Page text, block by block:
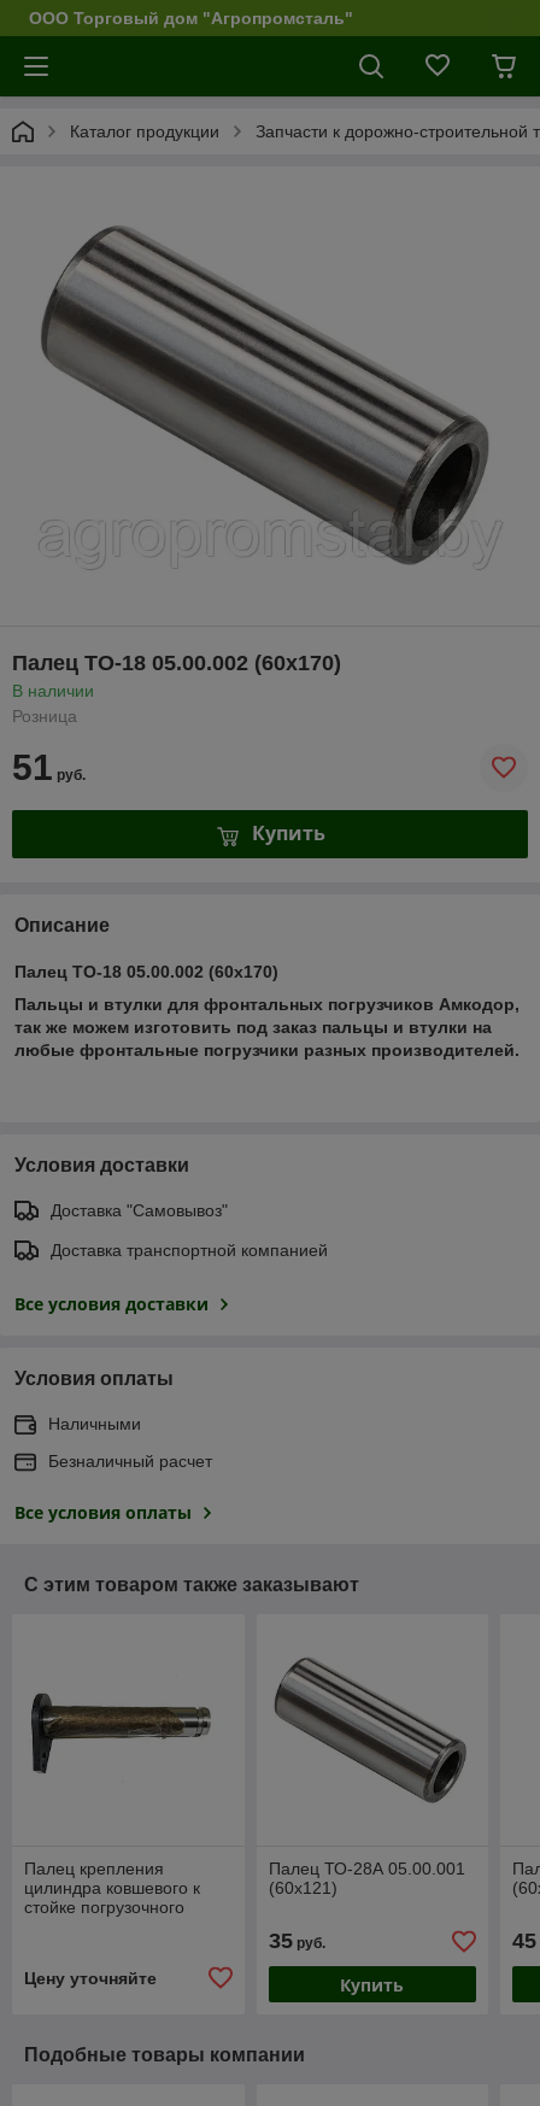
ООО Торговый дом "Агропромсталь"
Каталог продукции Запчасти к дорожно-строительной
Палец ТО-18 05.00.002 (60х170)
В наличии
Розница
51 руб.
Купить
Описание
Палец ТО-18 05.00.002 (60х170)
Пальцы и втулки для фронтальных погрузчиков Амкодор,
так же можем изготовить под заказ пальцы и втулки на
любые фронтальные погрузчики разных производителей.
Условия доставки
Доставка "Самовывоз"
Доставка транспортной компанией
Все условия доставки
Условия оплаты
Наличными
Безналичный расчет
Все условия оплаты
С этим товаром также заказывают
Палец крепления
цилиндра ковшевого к
стойке погрузочного
Цену уточняйте
Палец ТО-28А 05.00.001
(60х121)
35руб.
Купить
45
Подобные товары компании